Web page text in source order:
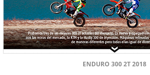
ENDURO 300 2T 2018